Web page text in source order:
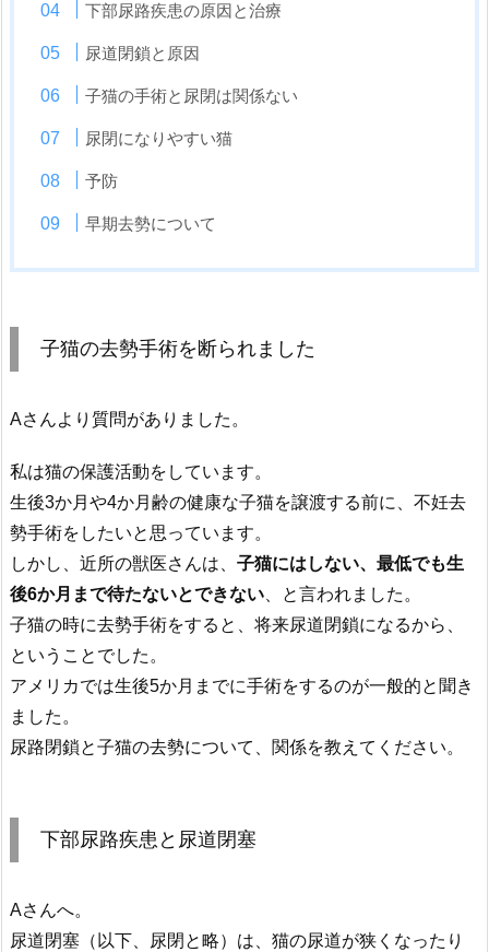
下部尿路疾患の原因と治療
尿道閉鎖と原因
子猫の手術と尿閉は関係ない
尿閉になりやすい猫
予防
早期去勢について
子猫の去勢手術を断られました
Aさんより質問がありました。
私は猫の保護活動をしています。
生後3か月や4か月齢の健康な子猫を譲渡する前に、不妊去
勢手術をしたいと思っています。
しかし、近所の獣医さんは、 子猫にはしない、最低でも生
後6か月まで待たないとできない 、と言われました。
子猫の時に去勢手術をすると、将来尿道閉鎖になるから、
ということでした。
アメリカでは生後5か月までに手術をするのが一般的と聞き
ました。
尿路閉鎖と子猫の去勢について、関係を教えてください。
下部尿路疾患と尿道閉塞
Aさんへ。
尿道閉塞（以下、尿閉と略）は、猫の尿道が狭くなったり